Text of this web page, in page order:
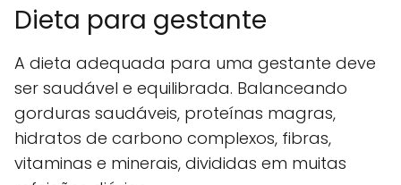
Dieta para gestante
A dieta adequada para uma gestante deve
ser saudável e equilibrada. Balanceando
gorduras saudáveis, proteínas magras,
hidratos de carbono complexos, fibras,
vitaminas e minerais, divididas em muitas